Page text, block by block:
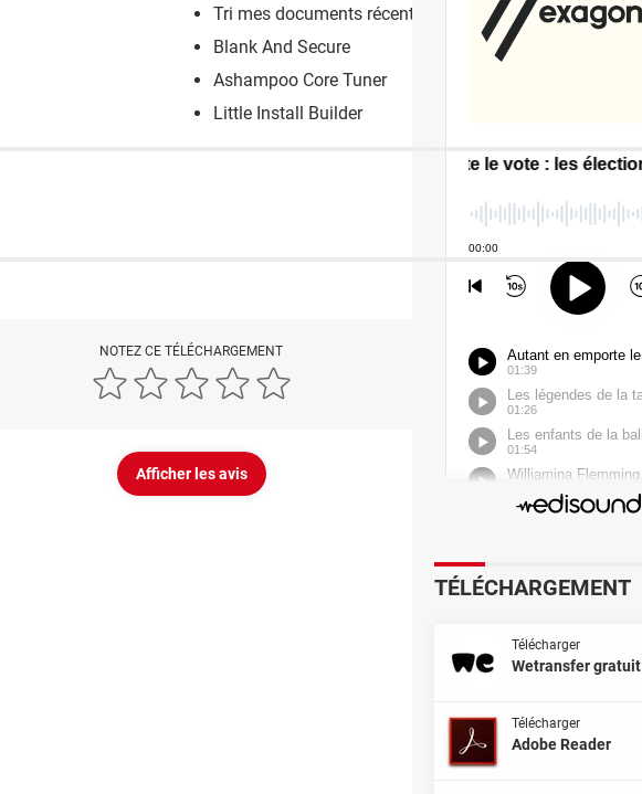
Tri mes documents récents
Blank And Secure
Ashampoo Core Tuner
Little Install Builder
NOTEZ CE TÉLÉCHARGEMENT
Afficher les avis
TÉLÉCHARGEMENT
Télécharger
Wetransfer gratuit
Télécharger
Adobe Reader